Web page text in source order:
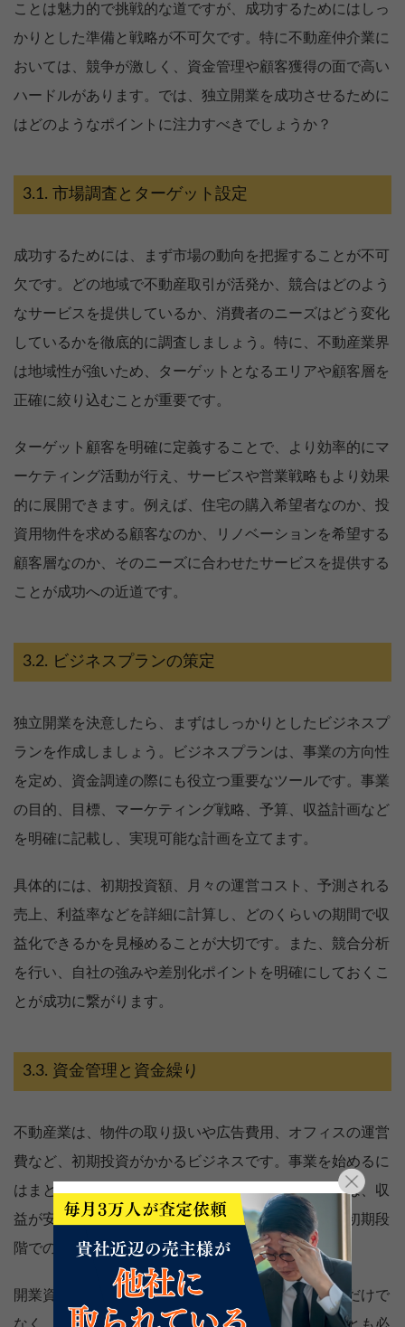
ことは魅力的で挑戦的な道ですが、成功するためにはしっ
かりとした準備と戦略が不可欠です。特に不動産仲介業に
おいては、競争が激しく、資金管理や顧客獲得の面で高い
ハードルがあります。では、独立開業を成功させるために
はどのようなポイントに注力すべきでしょうか？
市場調査とターゲット設定
成功するためには、まず市場の動向を把握することが不可
欠です。どの地域で不動産取引が活発か、競合はどのよう
なサービスを提供しているか、消費者のニーズはどう変化
しているかを徹底的に調査しましょう。特に、不動産業界
は地域性が強いため、ターゲットとなるエリアや顧客層を
正確に絞り込むことが重要です。
ターゲット顧客を明確に定義することで、より効率的にマ
ーケティング活動が行え、サービスや営業戦略もより効果
的に展開できます。例えば、住宅の購入希望者なのか、投
資用物件を求める顧客なのか、リノベーションを希望する
顧客層なのか、そのニーズに合わせたサービスを提供する
ことが成功への近道です。
ビジネスプランの策定
独立開業を決意したら、まずはしっかりとしたビジネスプ
ランを作成しましょう。ビジネスプランは、事業の方向性
を定め、資金調達の際にも役立つ重要なツールです。事業
の目的、目標、マーケティング戦略、予算、収益計画など
を明確に記載し、実現可能な計画を立てます。
具体的には、初期投資額、月々の運営コスト、予測される
売上、利益率などを詳細に計算し、どのくらいの期間で収
益化できるかを見極めることが大切です。また、競合分析
を行い、自社の強みや差別化ポイントを明確にしておくこ
とが成功に繋がります。
資金管理と資金繰り
不動産業は、物件の取り扱いや広告費用、オフィスの運営
費など、初期投資がかかるビジネスです。事業を始めるに
はまとまった資金が必要ですが、特に独立開業初期は、収
益が安定するまでに時間がかかります。そのため、初期段
階での資金管理が非常に重要です。
開業資金や運転資金を確保するためには、自己資金だけで
なく、銀行からの融資や助成金の活用を検討することも必